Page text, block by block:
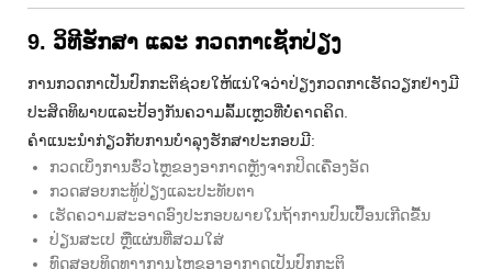
9. ວິທີຮັກສາ ແລະ ກວດກາເຊັກປ່ຽງ
ການກວດກາເປັນປົກກະຕິຊ່ວຍໃຫ້ແນ່ໃຈວ່າປ່ຽງກວດກາເຮັດວຽກຢ່າງມີ
ປະສິດທິພາບແລະປ້ອງກັນຄວາມລົ້ມເຫຼວທີ່ບໍ່ຄາດຄິດ.
ຄໍາແນະນໍາກ່ຽວກັບການບໍາລຸງຮັກສາປະກອບມີ:
ກວດເບິ່ງການຮົ່ວໄຫຼຂອງອາກາດຫຼັງຈາກປິດເຄື່ອງອັດ
ກວດສອບກະທູ້ປ່ຽງແລະປະທັບຕາ
ເຮັດຄວາມສະອາດອົງປະກອບພາຍໃນຖ້າການປົນເປື້ອນເກີດຂື້ນ
ປ່ຽນສະເປ ຫຼືແຜ່ນທີ່ສວມໃສ່
ທົດສອບທິດທາງການໄຫຼຂອງອາກາດເປັນປົກກະຕິ